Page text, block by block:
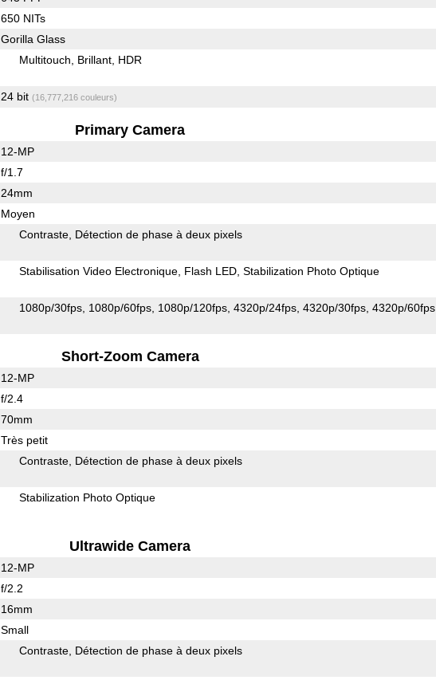
650 NITs
Gorilla Glass
Multitouch Brillant HDR
24 bit (16,777,216 couleurs)
Primary Camera
12-MP
f/1.7
24mm
Moyen
Contraste Détection de phase à deux pixels
Stabilisation Video Electronique Flash LED Stabilization Photo Optique
1080p/30fps 1080p/60fps 1080p/120fps 4320p/24fps 4320p/30fps 4320p/60fps
Short-Zoom Camera
12-MP
f/2.4
70mm
Très petit
Contraste Détection de phase à deux pixels
Stabilization Photo Optique
Ultrawide Camera
12-MP
f/2.2
16mm
Small
Contraste Détection de phase à deux pixels